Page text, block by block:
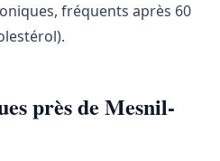
fréquents après 60
près de Mesnil-